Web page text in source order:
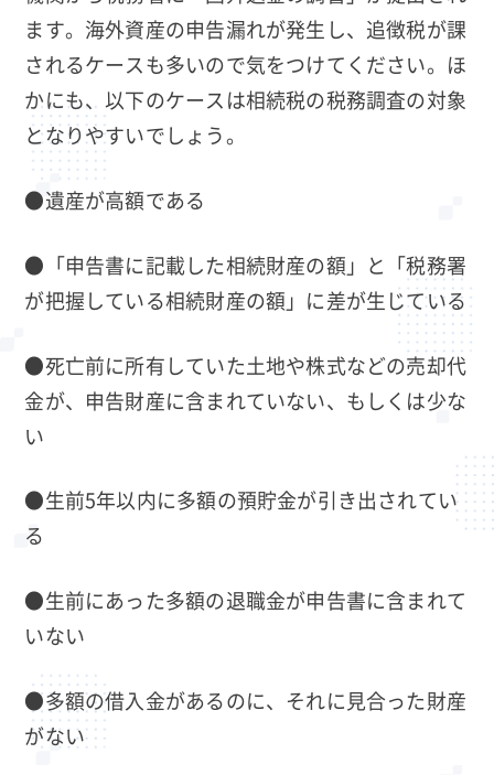
ます。海外資産の申告漏れが発生し、追徴税が課
されるケースも多いので気をつけてください。ほ
かにも、以下のケースは相続税の税務調査の対象
となりやすいでしょう。
●遺産が高額である
●「申告書に記載した相続財産の額」と「税務署
が把握している相続財産の額」に差が生じている
●死亡前に所有していた土地や株式などの売却代
金が、申告財産に含まれていない、もしくは少な
い
●生前5年以内に多額の預貯金が引き出されてい
る
●生前にあった多額の退職金が申告書に含まれて
いない
●多額の借入金があるのに、それに見合った財産
がない